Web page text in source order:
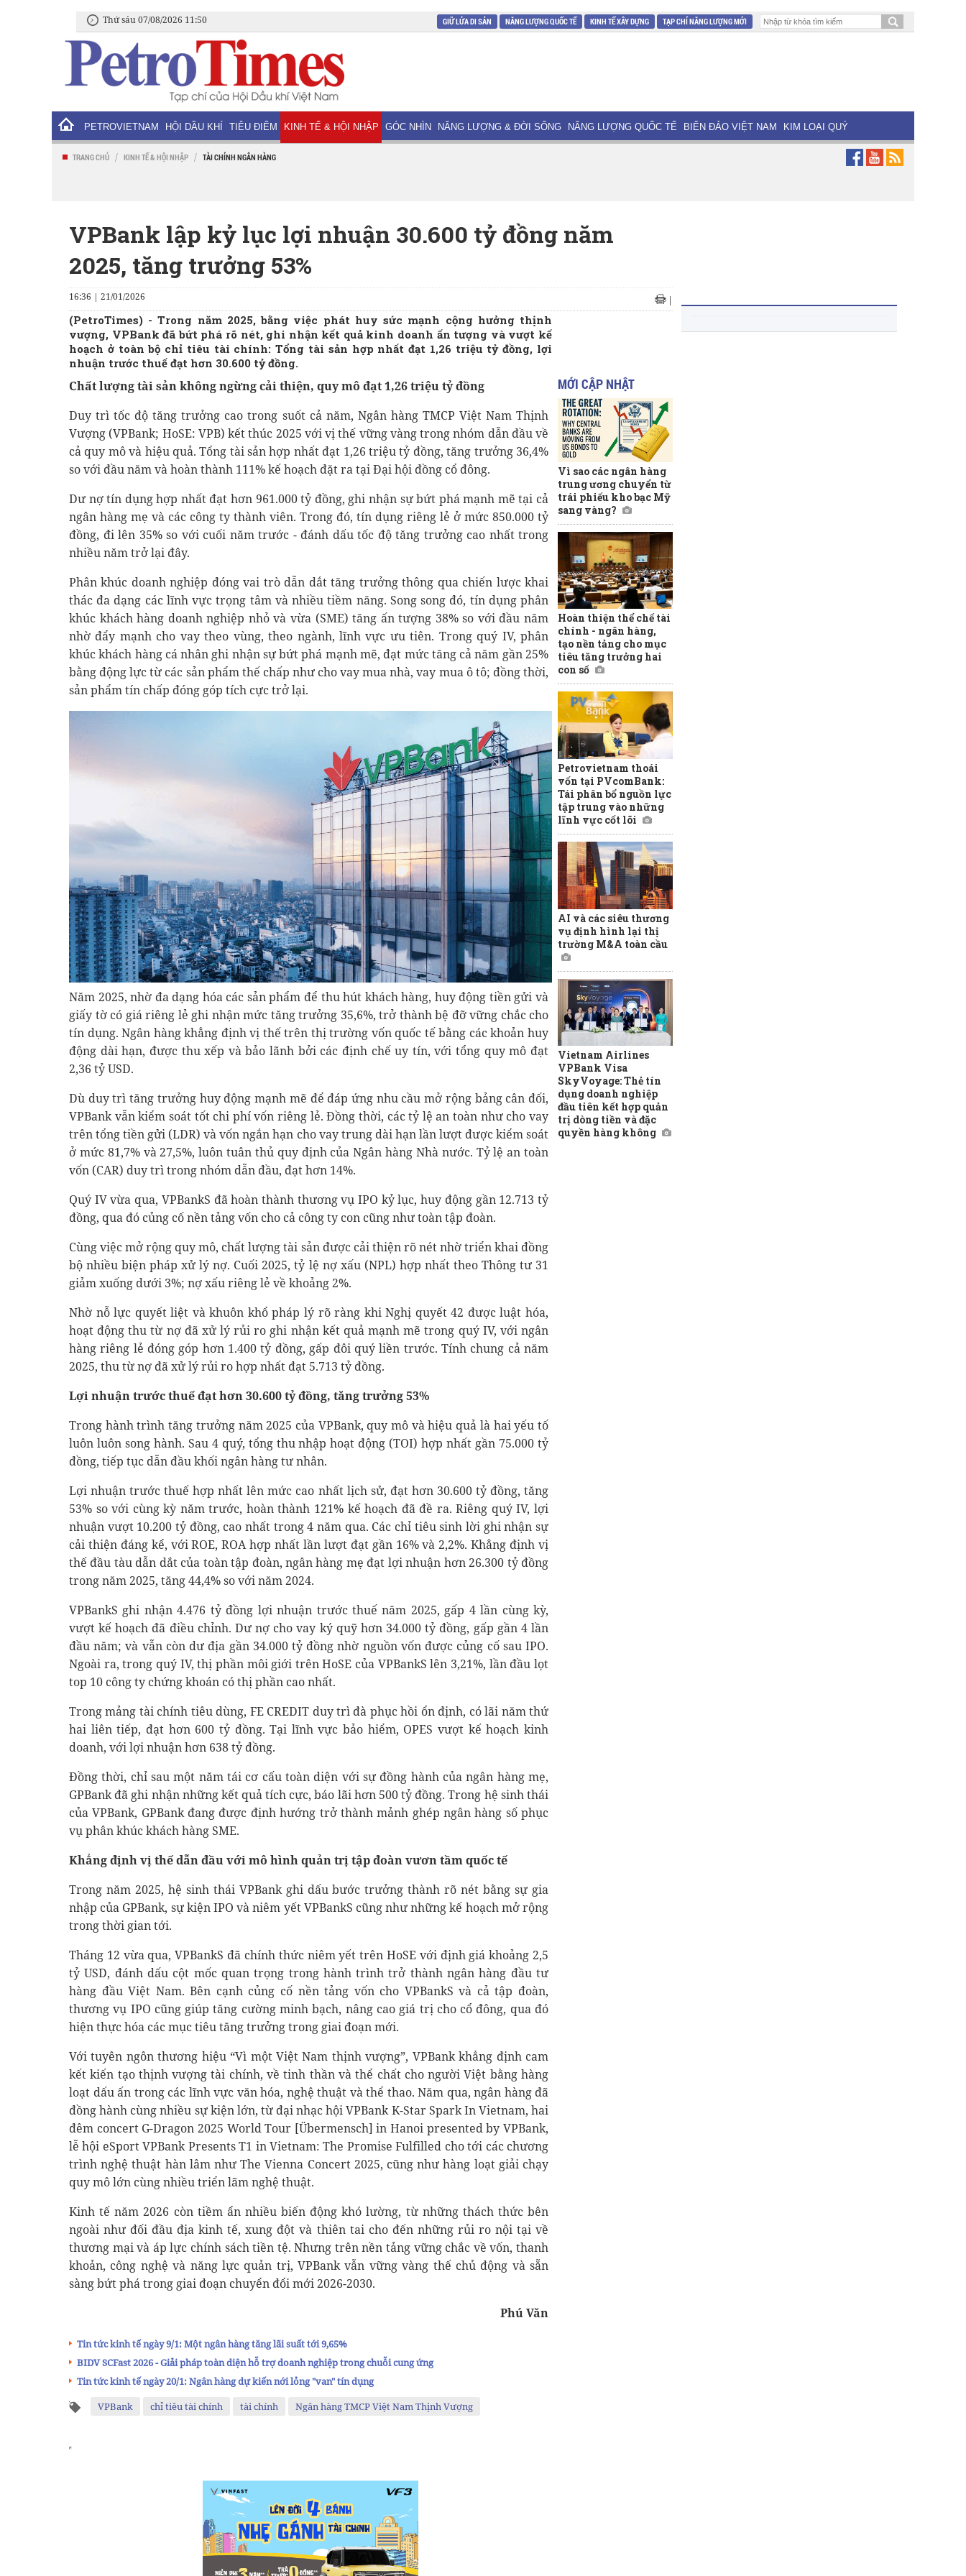
Thứ sáu 07/08/2026 11:50 GIỮ LỬA DI SẢN NĂNG LƯỢNG QUỐC TẾ KINH TẾ XÂY DỰNG TẠP CHÍ NĂNG LƯỢNG MỚI
PETROVIETNAM HỘI DẦU KHÍ TIÊU ĐIỂM KINH TẾ & HỘI NHẬP GÓC NHÌN NĂNG LƯỢNG & ĐỜI SỐNG NĂNG LƯỢNG QUỐC TẾ BIỂN ĐẢO VIỆT NAM KIM LOẠI QUÝ
TRANG CHỦ / KINH TẾ & HỘI NHẬP / TÀI CHÍNH NGÂN HÀNG
VPBank lập kỷ lục lợi nhuận 30.600 tỷ đồng năm
2025, tăng trưởng 53%
16:36 | 21/01/2026 |
(PetroTimes) -Trong năm 2025, bằng việc phát huy sức mạnh cộng hưởng thịnh
vượng, VPBank đã bứt phá rõ nét, ghi nhận kết quả kinh doanh ấn tượng và vượt kế
hoạch ở toàn bộ chỉ tiêu tài chính: Tổng tài sản hợp nhất đạt 1,26 triệu tỷ đồng, lợi
nhuận trước thuế đạt hơn 30.600 tỷ đồng.
Chất lượng tài sản không ngừng cải thiện, quy mô đạt 1,26 triệu tỷ đồng
Duy trì tốc độ tăng trưởng cao trong suốt cả năm, Ngân hàng TMCP Việt Nam Thịnh
Vượng (VPBank; HoSE: VPB) kết thúc 2025 với vị thế vững vàng trong nhóm dẫn đầu về
cả quy mô và hiệu quả. Tổng tài sản hợp nhất đạt 1,26 triệu tỷ đồng, tăng trưởng 36,4%
so với đầu năm và hoàn thành 111% kế hoạch đặt ra tại Đại hội đồng cổ đông.
Dư nợ tín dụng hợp nhất đạt hơn 961.000 tỷ đồng, ghi nhận sự bứt phá mạnh mẽ tại cả
ngân hàng mẹ và các công ty thành viên. Trong đó, tín dụng riêng lẻ ở mức 850.000 tỷ
đồng, đi lên 35% so với cuối năm trước - đánh dấu tốc độ tăng trưởng cao nhất trong
nhiều năm trở lại đây.
Phân khúc doanh nghiệp đóng vai trò dẫn dắt tăng trưởng thông qua chiến lược khai
thác đa dạng các lĩnh vực trọng tâm và nhiều tiềm năng. Song song đó, tín dụng phân
khúc khách hàng doanh nghiệp nhỏ và vừa (SME) tăng ấn tượng 38% so với đầu năm
nhờ đẩy mạnh cho vay theo vùng, theo ngành, lĩnh vực ưu tiên. Trong quý IV, phân
khúc khách hàng cá nhân ghi nhận sự bứt phá mạnh mẽ, đạt mức tăng cả năm gần 25%
bằng động lực từ các sản phẩm thế chấp như cho vay mua nhà, vay mua ô tô; đồng thời,
sản phẩm tín chấp đóng góp tích cực trở lại.
Năm 2025, nhờ đa dạng hóa các sản phẩm để thu hút khách hàng, huy động tiền gửi và
giấy tờ có giá riêng lẻ ghi nhận mức tăng trưởng 35,6%, trở thành bệ đỡ vững chắc cho
tín dụng. Ngân hàng khẳng định vị thế trên thị trường vốn quốc tế bằng các khoản huy
động dài hạn, được thu xếp và bảo lãnh bởi các định chế uy tín, với tổng quy mô đạt
2,36 tỷ USD.
Dù duy trì tăng trưởng huy động mạnh mẽ để đáp ứng nhu cầu mở rộng bảng cân đối,
VPBank vẫn kiểm soát tốt chi phí vốn riêng lẻ. Đồng thời, các tỷ lệ an toàn như cho vay
trên tổng tiền gửi (LDR) và vốn ngắn hạn cho vay trung dài hạn lần lượt được kiểm soát
ở mức 81,7% và 27,5%, luôn tuân thủ quy định của Ngân hàng Nhà nước. Tỷ lệ an toàn
vốn (CAR) duy trì trong nhóm dẫn đầu, đạt hơn 14%.
Quý IV vừa qua, VPBankS đã hoàn thành thương vụ IPO kỷ lục, huy động gần 12.713 tỷ
đồng, qua đó củng cố nền tảng vốn cho cả công ty con cũng như toàn tập đoàn.
Cùng việc mở rộng quy mô, chất lượng tài sản được cải thiện rõ nét nhờ triển khai đồng
bộ nhiều biện pháp xử lý nợ. Cuối 2025, tỷ lệ nợ xấu (NPL) hợp nhất theo Thông tư 31
giảm xuống dưới 3%; nợ xấu riêng lẻ về khoảng 2%.
Nhờ nỗ lực quyết liệt và khuôn khổ pháp lý rõ ràng khi Nghị quyết 42 được luật hóa,
hoạt động thu từ nợ đã xử lý rủi ro ghi nhận kết quả mạnh mẽ trong quý IV, với ngân
hàng riêng lẻ đóng góp hơn 1.400 tỷ đồng, gấp đôi quý liền trước. Tính chung cả năm
2025, thu từ nợ đã xử lý rủi ro hợp nhất đạt 5.713 tỷ đồng.
Lợi nhuận trước thuế đạt hơn 30.600 tỷ đồng, tăng trưởng 53%
Trong hành trình tăng trưởng năm 2025 của VPBank, quy mô và hiệu quả là hai yếu tố
luôn luôn song hành. Sau 4 quý, tổng thu nhập hoạt động (TOI) hợp nhất gần 75.000 tỷ
đồng, tiếp tục dẫn đầu khối ngân hàng tư nhân.
Lợi nhuận trước thuế hợp nhất lên mức cao nhất lịch sử, đạt hơn 30.600 tỷ đồng, tăng
53% so với cùng kỳ năm trước, hoàn thành 121% kế hoạch đã đề ra. Riêng quý IV, lợi
nhuận vượt 10.200 tỷ đồng, cao nhất trong 4 năm qua. Các chỉ tiêu sinh lời ghi nhận sự
cải thiện đáng kể, với ROE, ROA hợp nhất lần lượt đạt gần 16% và 2,2%. Khẳng định vị
thế đầu tàu dẫn dắt của toàn tập đoàn, ngân hàng mẹ đạt lợi nhuận hơn 26.300 tỷ đồng
trong năm 2025, tăng 44,4% so với năm 2024.
VPBankS ghi nhận 4.476 tỷ đồng lợi nhuận trước thuế năm 2025, gấp 4 lần cùng kỳ,
vượt kế hoạch đã điều chỉnh. Dư nợ cho vay ký quỹ hơn 34.000 tỷ đồng, gấp gần 4 lần
đầu năm; và vẫn còn dư địa gần 34.000 tỷ đồng nhờ nguồn vốn được củng cố sau IPO.
Ngoài ra, trong quý IV, thị phần môi giới trên HoSE của VPBankS lên 3,21%, lần đầu lọt
top 10 công ty chứng khoán có thị phần cao nhất.
Trong mảng tài chính tiêu dùng, FE CREDIT duy trì đà phục hồi ổn định, có lãi năm thứ
hai liên tiếp, đạt hơn 600 tỷ đồng. Tại lĩnh vực bảo hiểm, OPES vượt kế hoạch kinh
doanh, với lợi nhuận hơn 638 tỷ đồng.
Đồng thời, chỉ sau một năm tái cơ cấu toàn diện với sự đồng hành của ngân hàng mẹ,
GPBank đã ghi nhận những kết quả tích cực, báo lãi hơn 500 tỷ đồng. Trong hệ sinh thái
của VPBank, GPBank đang được định hướng trở thành mảnh ghép ngân hàng số phục
vụ phân khúc khách hàng SME.
Khẳng định vị thế dẫn đầu vớimô hình quản trị tập đoànvươn tầm quốc tế
Trong năm 2025, hệ sinh thái VPBank ghi dấu bước trưởng thành rõ nét bằng sự gia
nhập của GPBank, sự kiện IPO và niêm yết VPBankS cũng như những kế hoạch mở rộng
trong thời gian tới.
Tháng 12 vừa qua, VPBankS đã chính thức niêm yết trên HoSE với định giá khoảng 2,5
tỷ USD, đánh dấu cột mốc quan trọng trong hành trình trở thành ngân hàng đầu tư
hàng đầu Việt Nam. Bên cạnh củng cố nền tảng vốn cho VPBankS và cả tập đoàn,
thương vụ IPO cũng giúp tăng cường minh bạch, nâng cao giá trị cho cổ đông, qua đó
hiện thực hóa các mục tiêu tăng trưởng trong giai đoạn mới.
Với tuyên ngôn thương hiệu “Vì một Việt Nam thịnh vượng”, VPBank khẳng định cam
kết kiến tạo thịnh vượng tài chính, về tinh thần và thể chất cho người Việt bằng hàng
loạt dấu ấn trong các lĩnh vực văn hóa, nghệ thuật và thể thao. Năm qua, ngân hàng đã
đồng hành cùng nhiều sự kiện lớn, từ đại nhạc hội VPBank K-Star Spark In Vietnam, hai
đêm concert G-Dragon 2025 World Tour [Übermensch] in Hanoi presented by VPBank,
lễ hội eSport VPBank Presents T1 in Vietnam: The Promise Fulfilled cho tới các chương
trình nghệ thuật hàn lâm như The Vienna Concert 2025, cũng như hàng loạt giải chạy
quy mô lớn cùng nhiều triển lãm nghệ thuật.
Kinh tế năm 2026 còn tiềm ẩn nhiều biến động khó lường, từ những thách thức bên
ngoài như đối đầu địa kinh tế, xung đột và thiên tai cho đến những rủi ro nội tại về
thương mại và áp lực chính sách tiền tệ. Nhưng trên nền tảng vững chắc về vốn, thanh
khoản, công nghệ và năng lực quản trị, VPBank vẫn vững vàng thế chủ động và sẵn
sàng bứt phá trong giai đoạn chuyển đổi mới 2026-2030.
Phú Văn
Tin tức kinh tế ngày 9/1: Một ngân hàng tăng lãi suất tới 9,65%
BIDV SCFast 2026 - Giải pháp toàn diện hỗ trợ doanh nghiệp trong chuỗi cung ứng
Tin tức kinh tế ngày 20/1: Ngân hàng dự kiến nới lỏng "van" tín dụng
VPBank
chỉ tiêu tài chính tài chính Ngân hàng TMCP Việt Nam Thịnh Vượng
MỚI CẬP NHẬT
Vì sao các ngân hàng
trung ương chuyển từ
trái phiếu kho bạc Mỹ
sang vàng?
Hoàn thiện thể chế tài
chính - ngân hàng,
tạo nền tảng cho mục
tiêu tăng trưởng hai
con số
Petrovietnam thoái
vốn tại PVcomBank:
Tái phân bổ nguồn lực
tập trung vào những
lĩnh vực cốt lõi
AI và các siêu thương
vụ định hình lại thị
trường M&A toàn cầu
Vietnam Airlines
VPBank Visa
SkyVoyage: Thẻ tín
dụng doanh nghiệp
đầu tiên kết hợp quản
trị dòng tiền và đặc
quyền hàng không